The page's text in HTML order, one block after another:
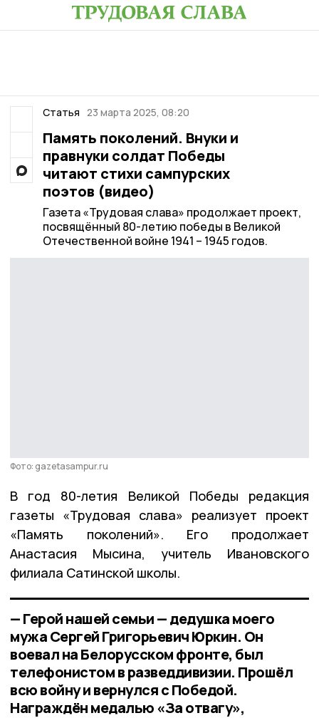
Статья 23 марта 2025, 08:20
Память поколений. Внуки и
правнуки солдат Победы
читают стихи сампурских
поэтов (видео)
Газета «Трудовая слава» продолжает проект,
посвящённый 80-летию победы в Великой
Отечественной войне 1941 – 1945 годов.
Фото: gazetasampur.ru
В год 80-летия Великой Победы редакция
газеты «Трудовая слава» реализует проект
«Память поколений». Его продолжает
Анастасия Мысина, учитель Ивановского
филиала Сатинской школы.
— Герой нашей семьи — дедушка моего
мужа Сергей Григорьевич Юркин. Он
воевал на Белорусском фронте, был
телефонистом в разведдивизии. Прошёл
всю войну и вернулся с Победой.
Награждён медалью «За отвагу»,